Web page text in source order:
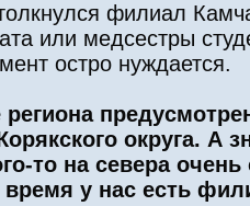
филиал
или медсестры
остро нуждается.
округа. А
то на севера
у нас есть